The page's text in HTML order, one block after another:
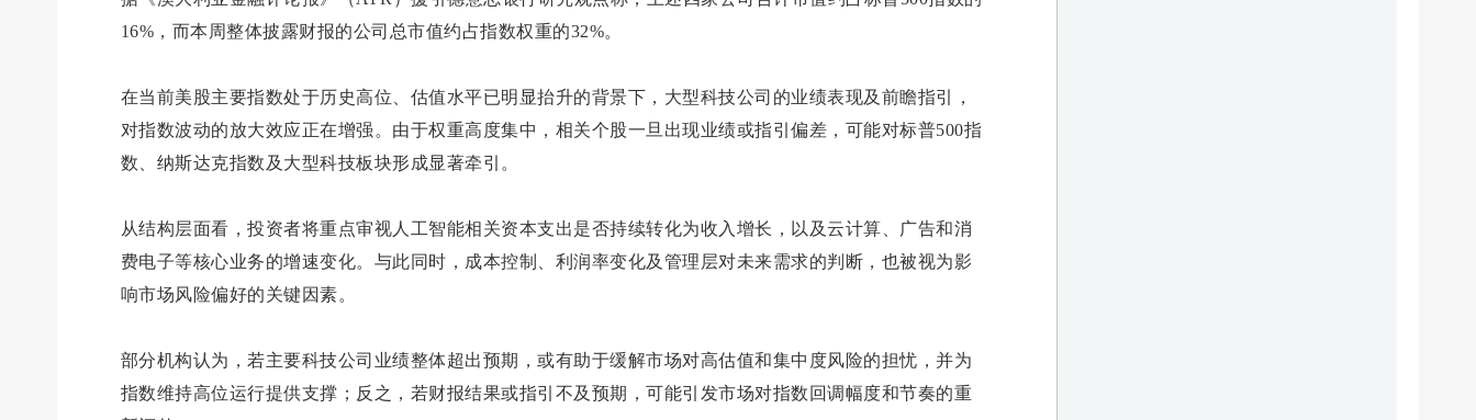
16%，而本周整体披露财报的公司总市值约占指数权重的32%。
在当前美股主要指数处于历史高位、估值水平已明显抬升的背景下，大型科技公司的业绩表现及前瞻指引，
对指数波动的放大效应正在增强。由于权重高度集中，相关个股一旦出现业绩或指引偏差，可能对标普500指
数、纳斯达克指数及大型科技板块形成显著牵引。
从结构层面看，投资者将重点审视人工智能相关资本支出是否持续转化为收入增长，以及云计算、广告和消
费电子等核心业务的增速变化。与此同时，成本控制、利润率变化及管理层对未来需求的判断，也被视为影
响市场风险偏好的关键因素。
部分机构认为，若主要科技公司业绩整体超出预期，或有助于缓解市场对高估值和集中度风险的担忧，并为
指数维持高位运行提供支撑；反之，若财报结果或指引不及预期，可能引发市场对指数回调幅度和节奏的重